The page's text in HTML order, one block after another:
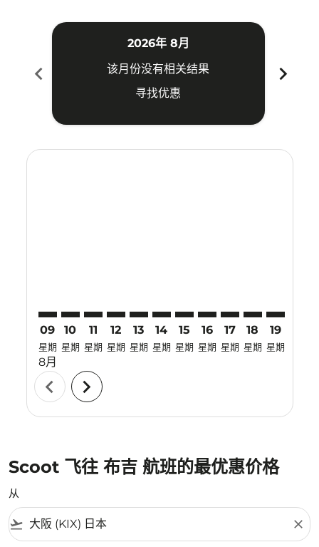
chevron_left
2026年 8月
该月份没有相关结果
寻找优惠
chevron_right
09
星期
8月
10
星期
11
星期
12
星期
13
星期
14
星期
15
星期
16
星期
17
星期
18
星期
19
星期
chevron_left chevron_right
Scoot 飞往 布吉 航班的最优惠价格
从
flight_takeoff close